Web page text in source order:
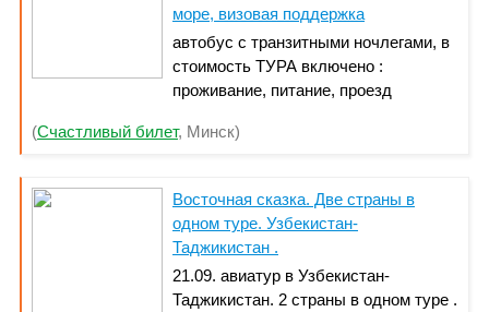
море, визовая поддержка
автобус с транзитными ночлегами, в
стоимость ТУРА включено :
проживание, питание, проезд
(Счастливый билет, Минск)
Восточная сказка. Две страны в
одном туре. Узбекистан-
Таджикистан .
21.09. авиатур в Узбекистан-
Таджикистан. 2 страны в одном туре .